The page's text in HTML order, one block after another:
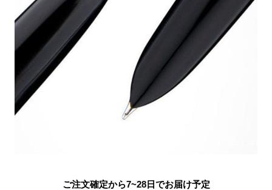
ご注文確定から7~28日でお届け予定